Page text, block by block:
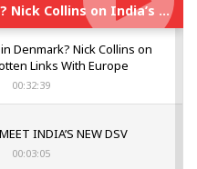
Rigvedic Names in Denmark? Nick Collins on India’s Forgotten Links With Europe
Denmark? Nick Collins on
Links With Europe
00:32:39
INDIA’S NEW DSV
00:03:05